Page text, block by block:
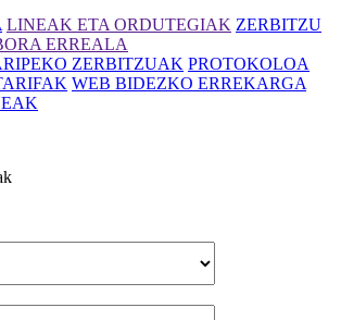
LINEAK ETA ORDUTEGIAK ZERBITZU
ERREALA
ZERBITZUAK PROTOKOLOA
WEB BIDEZKO ERREKARGA